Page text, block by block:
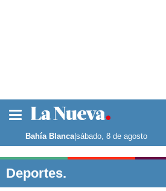
Noticias
La ciudad
Punta Alta
Bahía Blanca|sábado, 8 de agosto
Deportes.